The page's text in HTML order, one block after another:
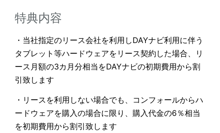
特典内容
・当社指定のリース会社を利用しDAYナビ利用に伴う
タブレット等ハードウェアをリース契約した場合、リ
ース月額の3カ月分相当をDAYナビの初期費用から割
引致します
・リースを利用しない場合でも、コンフォールからハ
ードウェアを購入の場合に限り、購入代金の6％相当
を初期費用から割引致します